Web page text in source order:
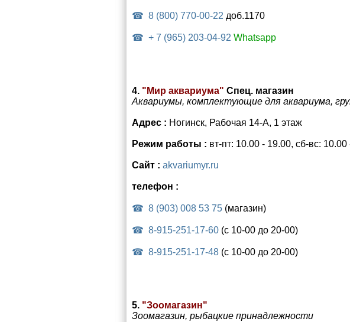
8 (800) 770-00-22 доб.1170
+ 7 (965) 203-04-92 Whatsapp
4. "Мир аквариума" Спец. магазин
Аквариумы, комплектующие для аквариума,
Адрес : Ногинск, Рабочая 14-А, 1 этаж
Режим работы : вт-пт: 10.00 - 19.00, сб-вс:
Сайт : akvariumyr.ru
телефон :
8 (903) 008 53 75 (магазин)
8-915-251-17-60 (с 10-00 до 20-00)
8-915-251-17-48 (с 10-00 до 20-00)
5. "Зоомагазин"
Зоомагазин, рыбацкие принадлежности